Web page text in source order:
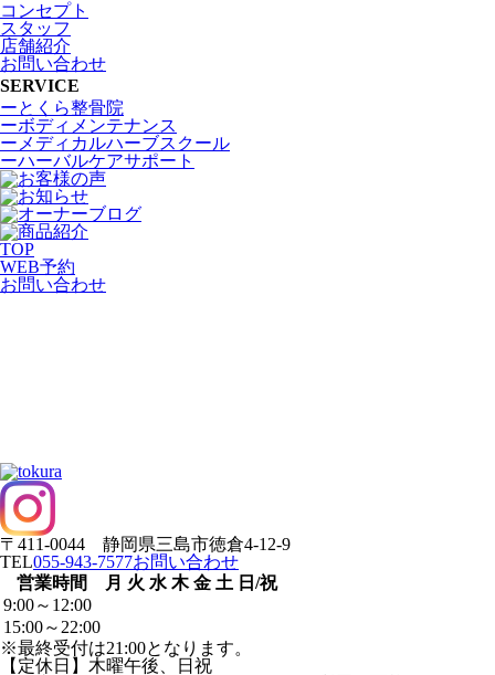
コンセプト
スタッフ
店舗紹介
お問い合わせ
SERVICE
ーとくら整骨院
ーボディメンテナンス
ーメディカルハーブスクール
ーハーバルケアサポート
TOP
WEB予約
お問い合わせ
〒411-0044 静岡県三島市徳倉4-12-9
TEL055-943-7577お問い合わせ
営業時間
月 火 水 木 金 土 日/祝
9:00～12:00
15:00～22:00
※最終受付は21:00となります。
【定休日】木曜午後、日祝